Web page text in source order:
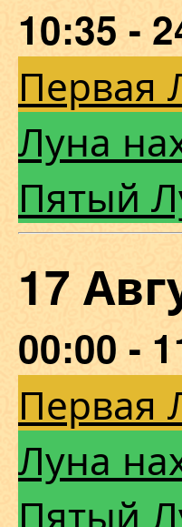
10:35 -
Первая
Луна
Пятый
17
00:00 -
Первая
Луна
Пятый